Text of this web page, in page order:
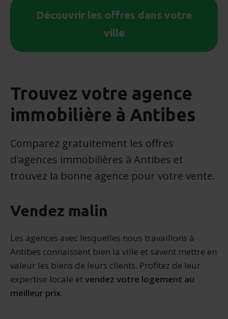
Découvrir les offres dans votre
ville
Trouvez votre agence
immobilière à Antibes
Comparez gratuitement les offres
d'agences immobilières à Antibes et
trouvez la bonne agence pour votre vente.
Vendez malin
Les agences avec lesquelles nous travaillons à
Antibes connaissent bien la ville et savent mettre en
valeur les biens de leurs clients. Profitez de leur
expertise locale etvendez votre logement au
meilleur prix.